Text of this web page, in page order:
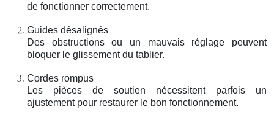
de fonctionner correctement.
Guides désalignés
Des obstructions ou un mauvais réglage peuvent
bloquer le glissement du tablier.
Cordes rompus
Les pièces de soutien nécessitent parfois un
ajustement pour restaurer le bon fonctionnement.